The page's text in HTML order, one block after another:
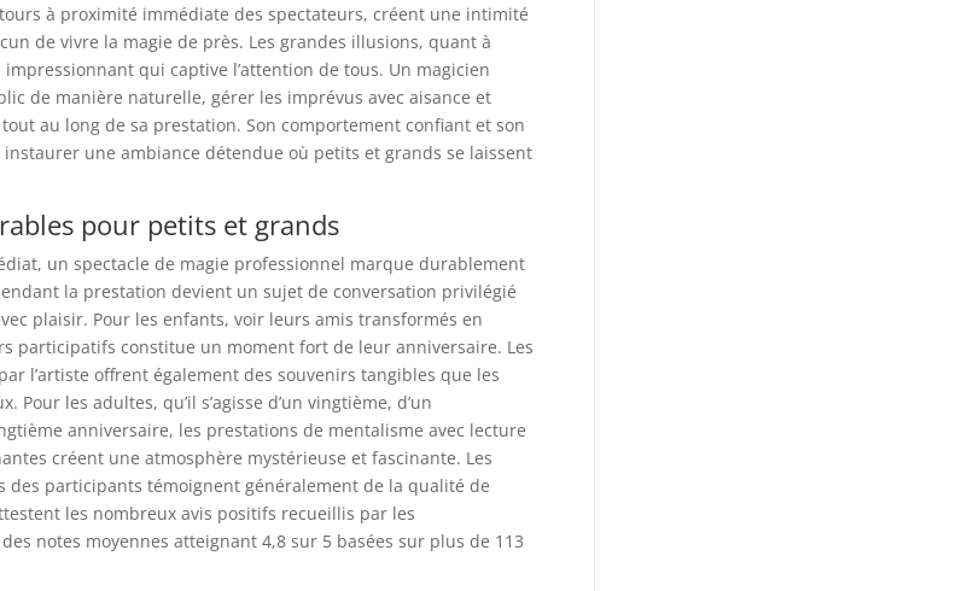
à proximité immédiate des spectateurs, créent une intimité
de vivre la magie de près. Les grandes illusions, quant à
qui captive l’attention de tous. Un magicien
de manière naturelle, gérer les imprévus avec aisance et
au long de sa prestation. Son comportement confiant et son
une ambiance détendue où petits et grands se laissent
pour petits et grands
un spectacle de magie professionnel marque durablement
la prestation devient un sujet de conversation privilégié
plaisir. Pour les enfants, voir leurs amis transformés en
participatifs constitue un moment fort de leur anniversaire. Les
l’artiste offrent également des souvenirs tangibles que les
Pour les adultes, qu’il s’agisse d’un vingtième, d’un
anniversaire, les prestations de mentalisme avec lecture
créent une atmosphère mystérieuse et fascinante. Les
des participants témoignent généralement de la qualité de
les nombreux avis positifs recueillis par les
notes moyennes atteignant 4,8 sur 5 basées sur plus de 113